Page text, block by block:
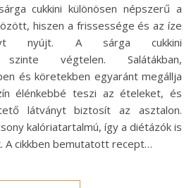
cukkini különösen népszerű a
hiszen a frissessége és az íze
nyújt. A sárga cukkini
szinte végtelen. Salátákban,
és köretekben egyaránt megállja
élénkebbé teszi az ételeket, és
látványt biztosít az asztalon.
kalóriatartalmú, így a diétázók is
A cikkben bemutatott recept…